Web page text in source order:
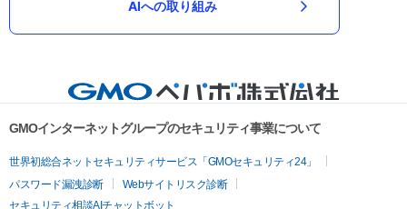
AIへの取り組み
GMOインターネットグループのセキュリティ事業について
世界初総合ネットセキュリティサービス「GMOセキュリティ24」
パスワード漏洩診断
Webサイトリスク診断
セキュリティ相談AIチャットボット